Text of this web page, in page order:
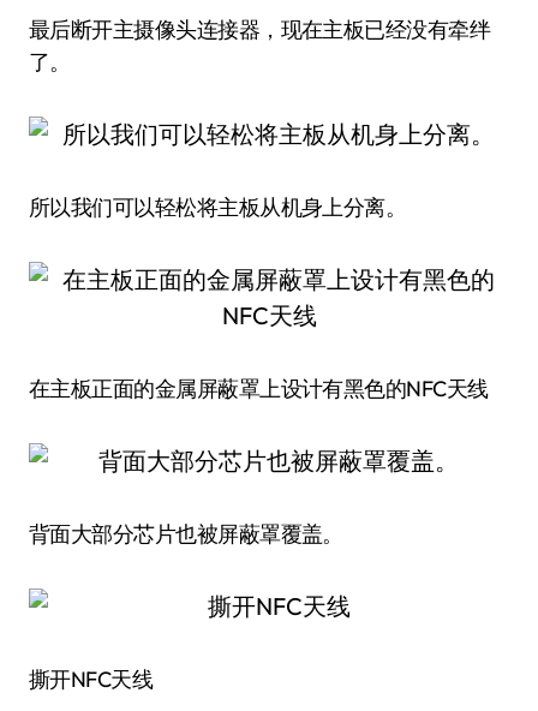
最后断开主摄像头连接器，现在主板已经没有牵绊
了。
所以我们可以轻松将主板从机身上分离。
在主板正面的金属屏蔽罩上设计有黑色的NFC天线
背面大部分芯片也被屏蔽罩覆盖。
撕开NFC天线